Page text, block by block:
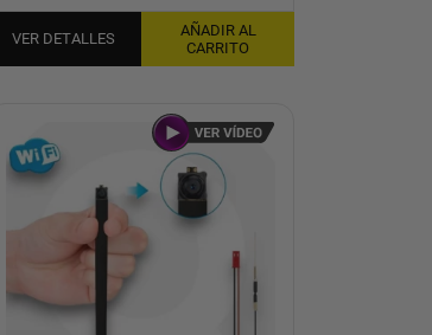
VER DETALLES
AÑADIR AL
CARRITO